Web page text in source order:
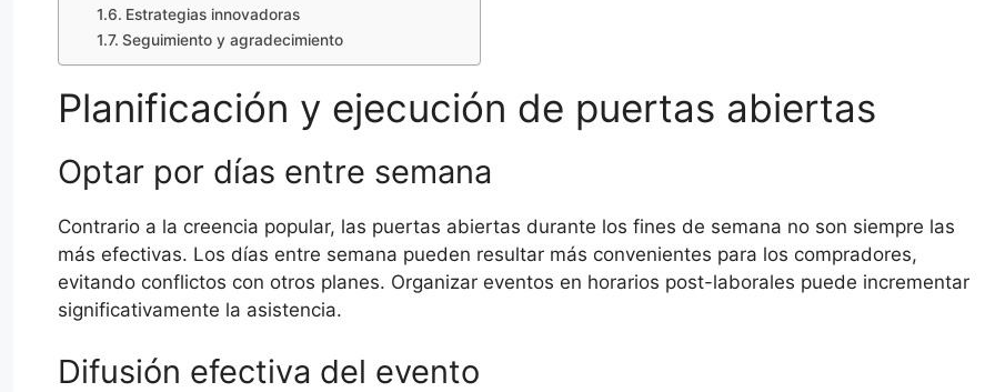
Estrategias innovadoras
Seguimiento y agradecimiento
Planificación y ejecución de puertas abiertas
Optar por días entre semana
Contrario a la creencia popular, las puertas abiertas durante los fines de semana no son siempre las
más efectivas. Los días entre semana pueden resultar más convenientes para los compradores,
evitando conflictos con otros planes. Organizar eventos en horarios post-laborales puede incrementar
significativamente la asistencia.
Difusión efectiva del evento